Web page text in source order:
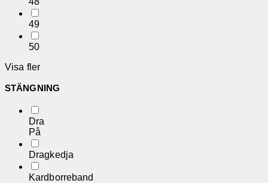
49
50
Visa fler
STÄNGNING
Dra
På
Dragkedja
Kardborreband